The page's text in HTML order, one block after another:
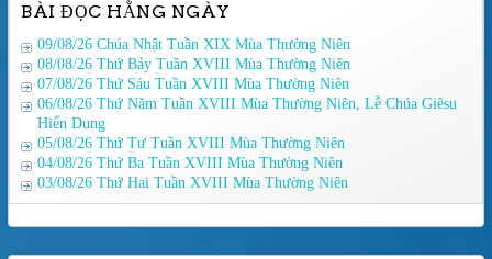
BÀI ĐỌC HẰNG NGÀY
09/08/26 Chúa Nhật Tuần XIX Mùa Thường Niên
08/08/26 Thứ Bảy Tuần XVIII Mùa Thường Niên
07/08/26 Thứ Sáu Tuần XVIII Mùa Thường Niên
06/08/26 Thứ Năm Tuần XVIII Mùa Thường Niên, Lễ Chúa Giêsu
Hiển Dung
05/08/26 Thứ Tư Tuần XVIII Mùa Thường Niên
04/08/26 Thứ Ba Tuần XVIII Mùa Thường Niên
03/08/26 Thứ Hai Tuần XVIII Mùa Thường Niên